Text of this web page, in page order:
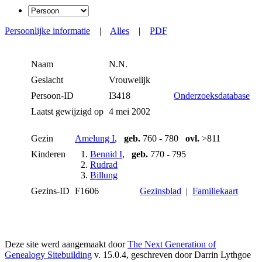
Persoonlijke informatie | Alles | PDF
Naam
N.N.
Geslacht
Vrouwelijk
Persoon-ID
I3418
Onderzoeksdatabase
Laatst gewijzigd op 4 mei 2002
Gezin Amelung I, geb. 760 - 780 ovl. >811
Kinderen
1. Bennid I, geb. 770 - 795
2. Rudrad
3. Billung
Gezins-ID F1606 Gezinsblad | Familiekaart
Deze site werd aangemaakt doorThe Next Generation of
Genealogy Sitebuilding v. 15.0.4, geschreven door Darrin Lythgoe